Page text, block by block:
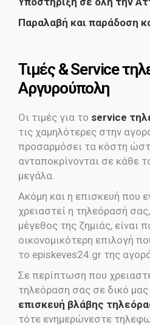
Παραλαβή και παράδοση
Τιμές & Service
Αργυρούπολη
Οι τιμές για το service
τις χαμηλότερες στην
προσαρμόσει τα κόστη
ανταποκρίνονται σε κάθε
μεγάλα.
Ακόμη και η επισκευή που
χρειαστεί η τηλεόρασή
μέγεθος της ζημιάς, είναι
οικονομικότερη επιλογή
το episkeves24.gr της
Σε περίπτωση που
τηλεόραση σας σε δικό
επισκευή βλάβης
τότε ενημερώνεστε